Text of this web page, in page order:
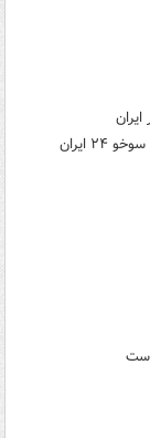
ایران